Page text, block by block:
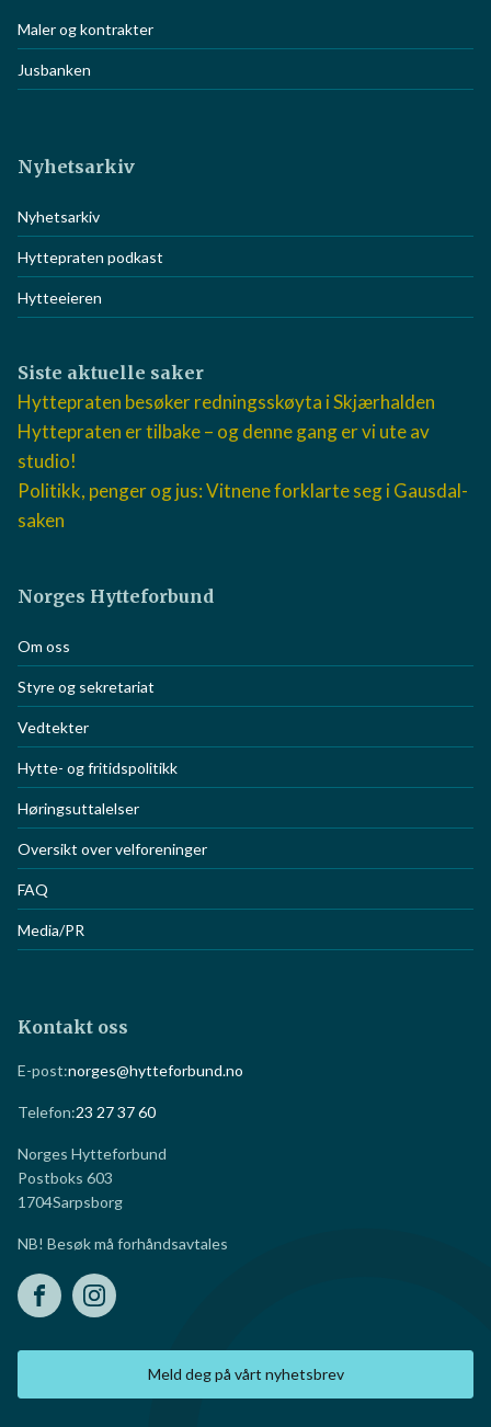
Maler og kontrakter
Jusbanken
Nyhetsarkiv
Nyhetsarkiv
Hyttepraten podkast
Hytteeieren
Siste aktuelle saker
Hyttepraten besøker redningsskøyta i Skjærhalden
Hyttepraten er tilbake – og denne gang er vi ute av
studio!
Politikk, penger og jus: Vitnene forklarte seg i Gausdal-
saken
Norges Hytteforbund
Om oss
Styre og sekretariat
Vedtekter
Hytte- og fritidspolitikk
Høringsuttalelser
Oversikt over velforeninger
FAQ
Media/PR
Kontakt oss
E-post:norges@hytteforbund.no
Telefon:23 27 37 60
Norges Hytteforbund
Postboks 603
1704Sarpsborg
NB! Besøk må forhåndsavtales
Meld deg på vårt nyhetsbrev